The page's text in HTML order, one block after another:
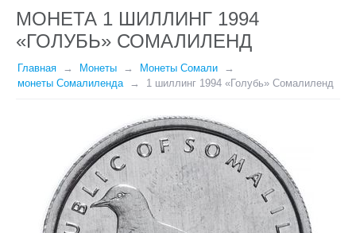
МОНЕТА 1 ШИЛЛИНГ 1994
«ГОЛУБЬ» СОМАЛИЛЕНД
Главная Монеты
Монеты Сомали
монеты Сомалиленда
1 шиллинг 1994 «Голубь» Сомалиленд